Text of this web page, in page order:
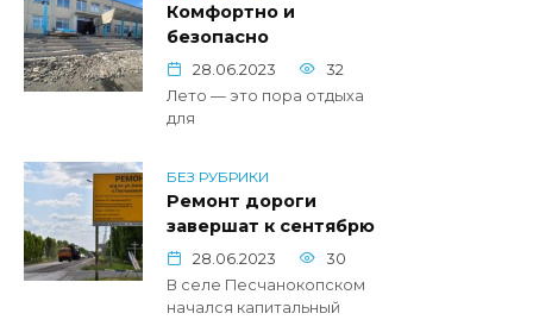
Комфортно и
безопасно
28.06.2023
32
Лето — это пора отдыха
для
БЕЗ РУБРИКИ
Ремонт дороги
завершат к сентябрю
28.06.2023
30
В селе Песчанокопском
начался капитальный